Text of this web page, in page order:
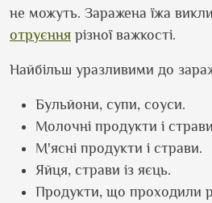
не можуть. Заражена їжа
отруєння різної важкості.
Найбільш уразливими до
Бульйони, супи, соуси.
Молочні продукти і
М'ясні продукти і страви.
Яйця, страви із яєць.
Продукти, що проходили